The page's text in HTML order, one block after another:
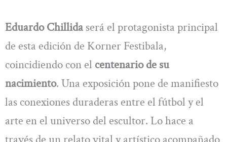
Eduardo Chillidaserá el protagonista principal
de esta edición de Korner Festibala,
coincidiendo con el centenario de su
nacimiento. Una exposición pone de manifiesto
las conexiones duraderas entre el fútbol y el
arte en el universo del escultor. Lo hace a